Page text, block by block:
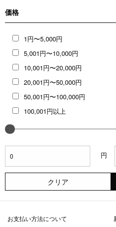
価格
1円〜5,000円
5,001円〜10,000円
10,001円〜20,000円
20,001円〜50,000円
50,001円〜100,000円
100,001円以上
円
クリア
お支払い方法について